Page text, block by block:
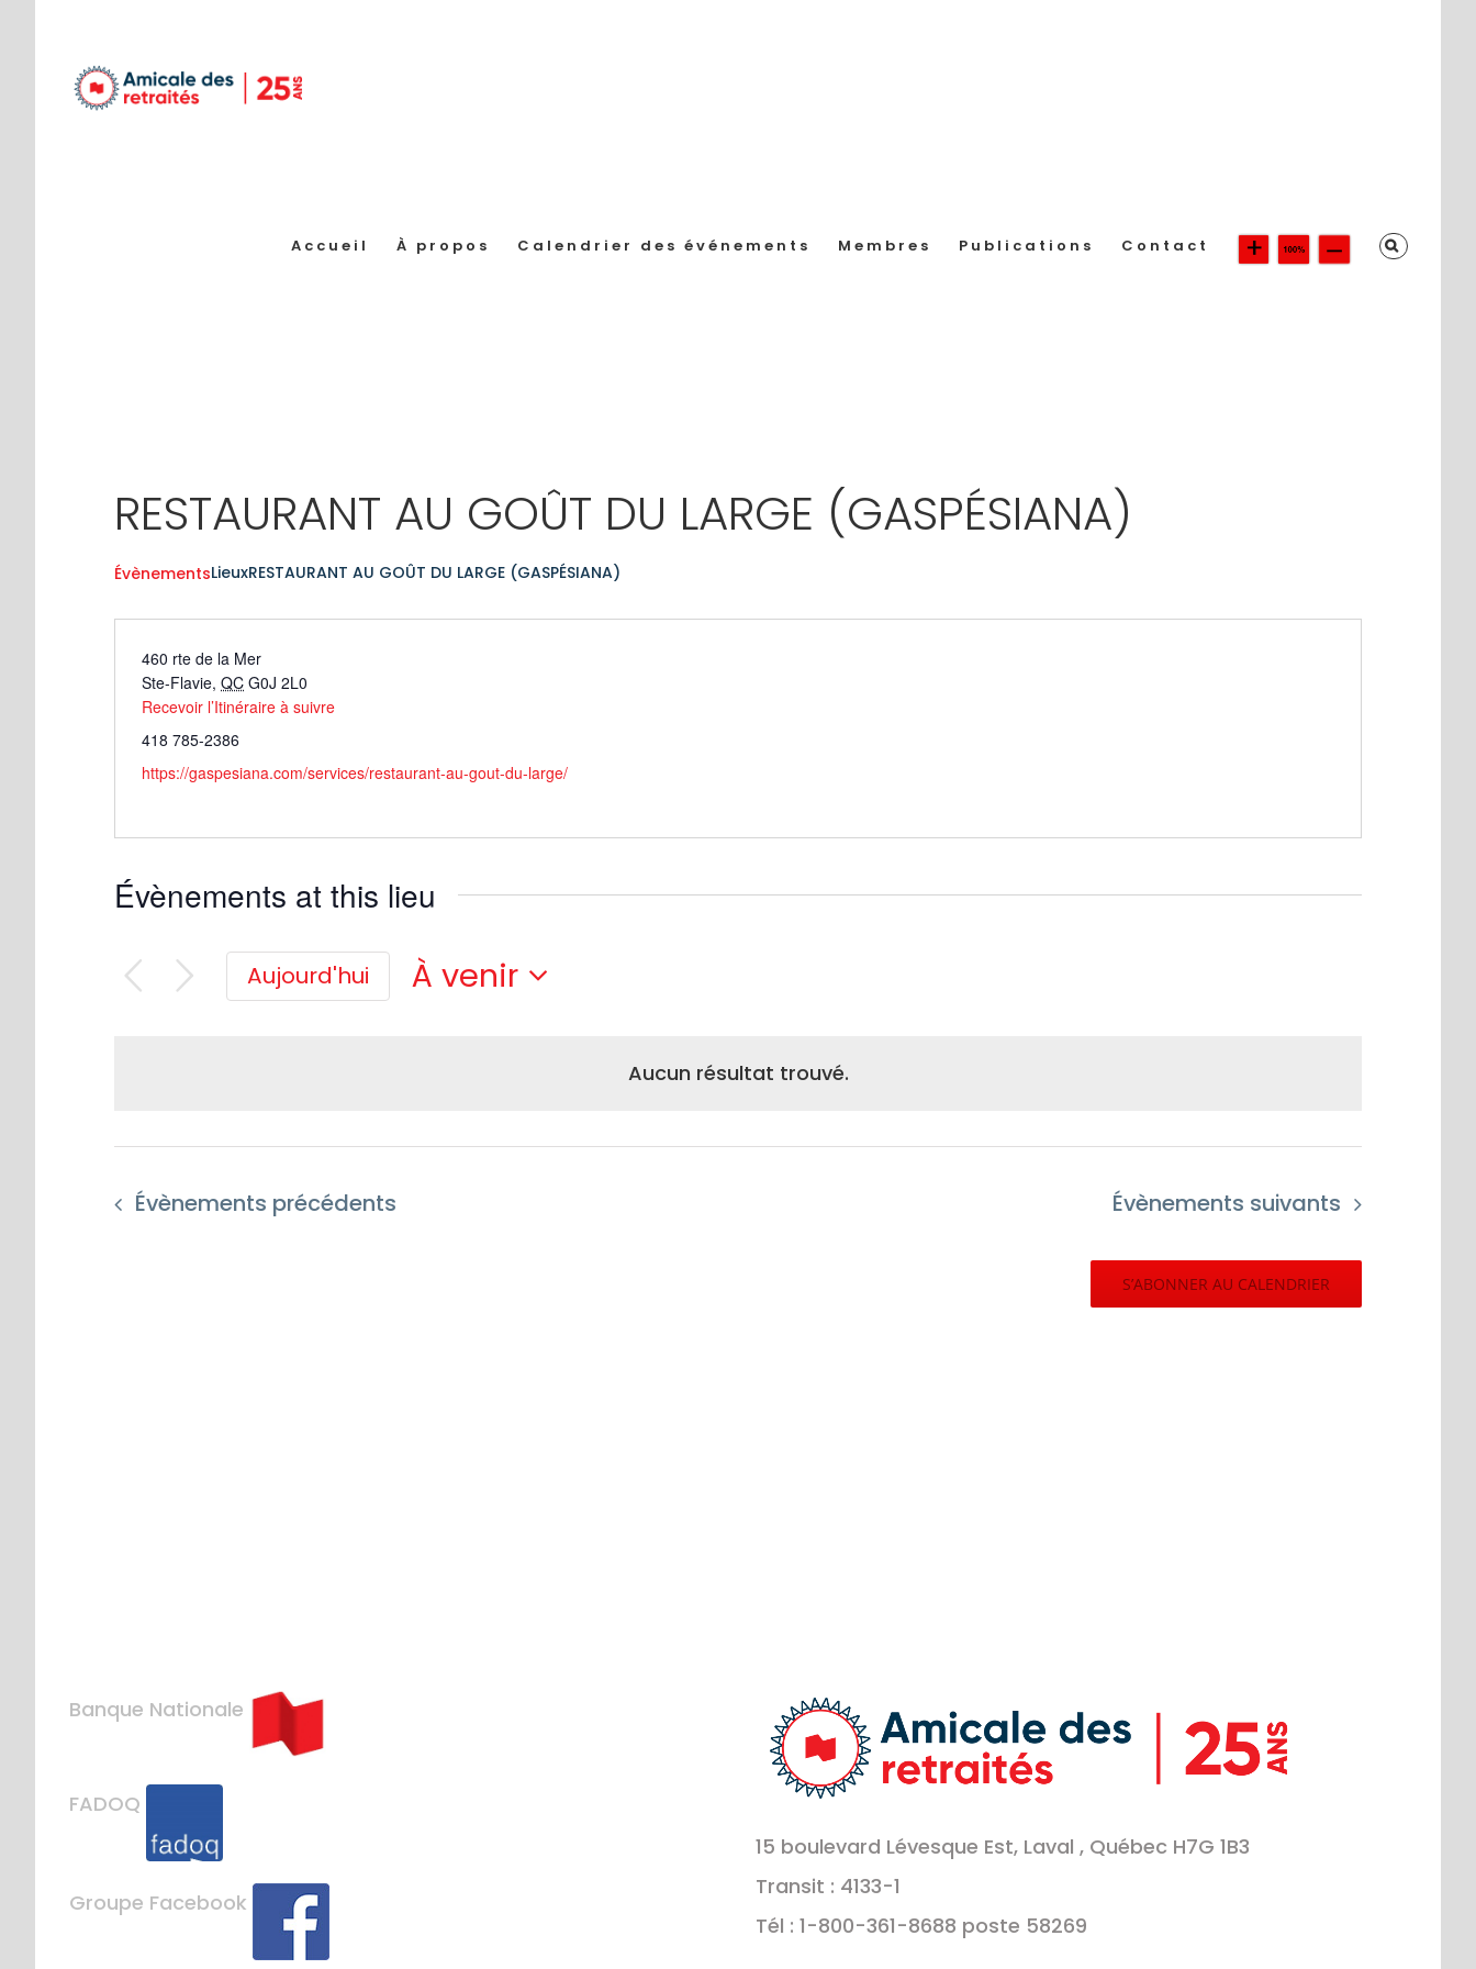
contenu
Accueil À propos Calendrier des événements Membres Publications Contact
Aucun résultat trouvé.
RESTAURANT AU GOÛT DU LARGE (GASPÉSIANA)
ÉvènementsLieuxRESTAURANT AU GOÛT DU LARGE (GASPÉSIANA)
460 rte de la Mer
Ste-Flavie, QC G0J 2L0
Recevoir l’Itinéraire à suivre
418 785-2386
https://gaspesiana.com/services/restaurant-au-gout-du-large/
Évènements at this lieu
Aujourd'hui
À venir
Évènements précédents Évènements suivants
S’ABONNER AU CALENDRIER
Banque Nationale
FADOQ
Groupe Facebook
15 boulevard Lévesque Est, Laval , Québec H7G 1B3
Transit : 4133-1
Tél : 1-800-361-8688 poste 58269